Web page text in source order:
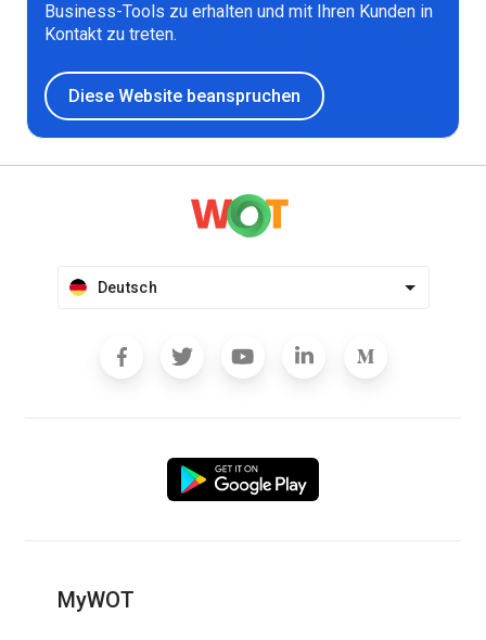
Business-Tools zu erhalten und mit Ihren Kunden in
Kontakt zu treten.
Diese Website beanspruchen
Deutsch
MyWOT